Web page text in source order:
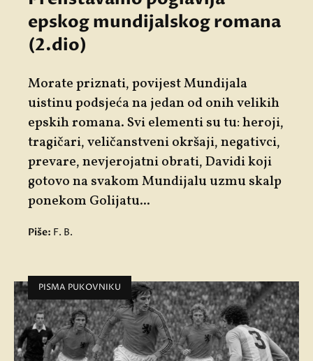
epskog mundijalskog romana
(2.dio)
Morate priznati, povijest Mundijala
uistinu podsjeća na jedan od onih velikih
epskih romana. Svi elementi su tu: heroji,
tragičari, veličanstveni okršaji, negativci,
prevare, nevjerojatni obrati, Davidi koji
gotovo na svakom Mundijalu uzmu skalp
ponekom Golijatu...
Piše: F. B.
PISMA PUKOVNIKU